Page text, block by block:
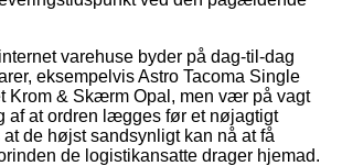
varehuse byder på dag-til-dag
eksempelvis Astro Tacoma Single
Krom & Skærm Opal, men vær på vagt
af at ordren lægges før et nøjagtigt
de højst sandsynligt kan nå at få
de logistikansatte drager hjemad.